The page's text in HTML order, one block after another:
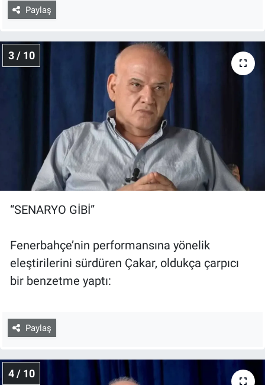
Paylaş
3 / 10
“SENARYO GİBİ”
Fenerbahçe’nin performansına yönelik
eleştirilerini sürdüren Çakar, oldukça çarpıcı
bir benzetme yaptı:
Paylaş
4 / 10